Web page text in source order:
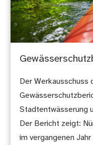
Der
Stadtentwässerung
Der Bericht zeigt:
im vergangenen